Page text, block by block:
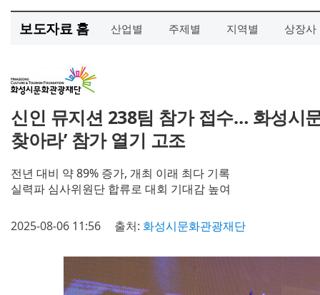
보도자료 홈 산업별 주제별 지역별 상장사
신인 뮤지션 238팀 참가 접수… 화성시
찾아라’ 참가 열기 고조
전년 대비 약 89% 증가, 개최 이래 최다 기록
실력파 심사위원단 합류로 대회 기대감 높여
2025-08-06 11:56 출처: 화성시문화관광재단